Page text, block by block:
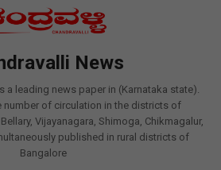
News
a leading news paper in (Karnataka state).
number of circulation in the districts of
Vijayanagara, Shimoga, Chikmagalur,
published in rural districts of
Bangalore